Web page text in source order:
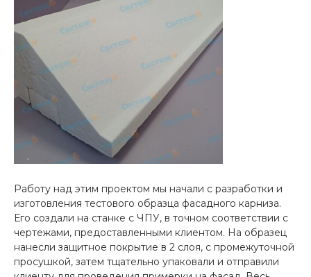
Работу над этим проектом мы начали с разработки и
изготовления тестового образца фасадного карниза.
Его создали на станке с ЧПУ, в точном соответствии с
чертежами, предоставленными клиентом. На образец
нанесли защитное покрытие в 2 слоя, с промежуточной
просушкой, затем тщательно упаковали и отправили